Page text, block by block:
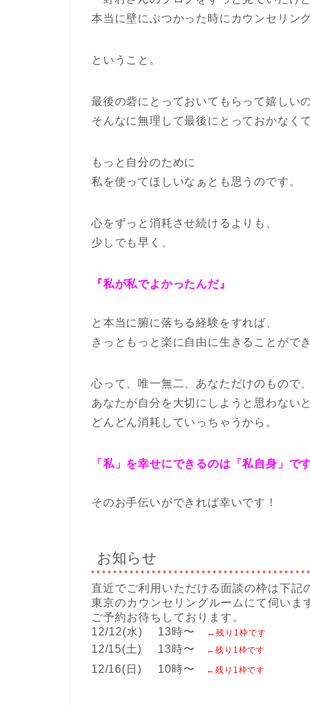
本当に壁にぶつかった時にカウンセリン
ということ。
最後の砦にとっておいてもらって嬉しい
そんなに無理して最後にとっておかなくて
もっと自分のために
私を使ってほしいなぁとも思うのです。
心をずっと消耗させ続けるよりも、
少しでも早く、
『私が私でよかったんだ』
と本当に腑に落ちる経験をすれば、
きっともっと楽に自由に生きることができ
心って、唯一無二、あなただけのもので、
あなたが自分を大切にしようと思わないと
どんどん消耗していっちゃうから。
「私」を幸せにできるのは「私自身」です
そのお手伝いができれば幸いです！
お知らせ
直近でご利用いただける面談の枠は下記
東京のカウンセリングルームにて伺いま
ご予約お待ちしております。
12/12(水) 13時〜
←残り1枠です
12/15(土) 13時〜 ←残り1枠です
12/16(日) 10時〜 ←残り1枠です